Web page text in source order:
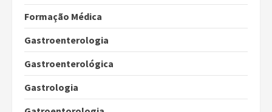
Formação Médica
Gastroenterologia
Gastroenterológica
Gastrologia